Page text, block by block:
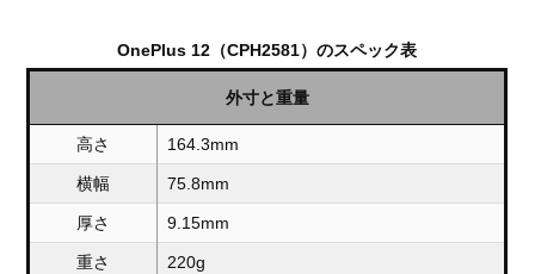
OnePlus 12（CPH2581）のスペック表
外寸と重量
高さ 164.3mm
横幅 75.8mm
厚さ 9.15mm
重さ 220g